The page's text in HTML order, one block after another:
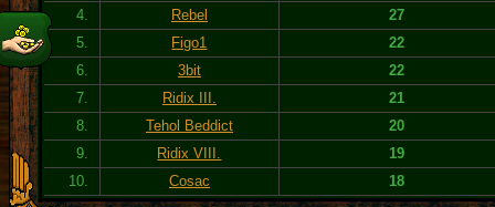
4.
Rebel
27
5.
Figo1
22
6.
3bit
22
7.
Ridix III.
21
8.
Tehol Beddict
20
9.
Ridix VIII.
19
10.
Cosac 18